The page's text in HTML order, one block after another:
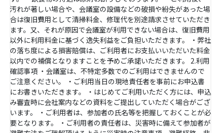
汚れが著しい場合や、会議室の設備などの破損や紛失があった場
合は復旧費用として清掃料金、修理代を別途請求させていただき
ます。又、それが原因で会議室が利用できない場合は、復旧費用
以外に利用料金に基づく逸失利益をご負担いただきます。 ・弊社
の落ち度による損害賠償は、ご利用者にお支払いいただいた料金
以内での補償となりますことを予めご承諾いただきます。 2.利用
確認事項 ・会議室は、不特定多数でのご利用はできませんので
ご注意ください。 ・ご利用当日の現地責任者を事前にお申込書
にお書きいただきます。 ・はじめてご利用いただく方には、申込
み審査時に会社案内などの資料をご提出していただく場合がござ
います。 ・ご利用者は、参加者の氏名等を把握しておくことが必
要となります。 ・ご利用者の責任者は、災害時に備えて参加者が